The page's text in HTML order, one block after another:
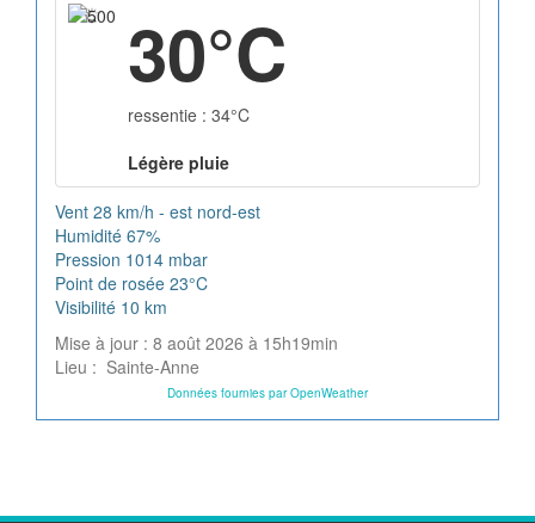
30°C
ressentie : 34°C
Légère pluie
Vent 28 km/h - est nord-est
Humidité 67%
Pression 1014 mbar
Point de rosée 23°C
Visibilité 10 km
Mise à jour : 8 août 2026 à 15h19min
Lieu : Sainte-Anne
Données fournies par OpenWeather